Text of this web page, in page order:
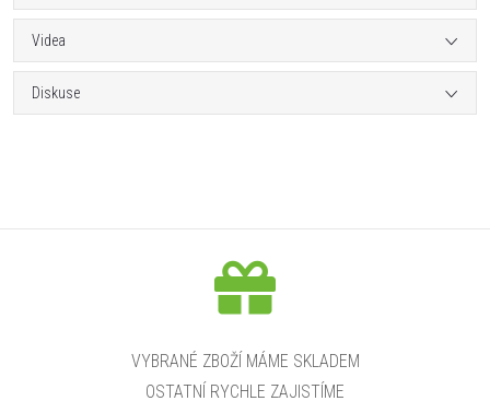
Videa
Diskuse
VYBRANÉ ZBOŽÍ MÁME SKLADEM
OSTATNÍ RYCHLE ZAJISTÍME